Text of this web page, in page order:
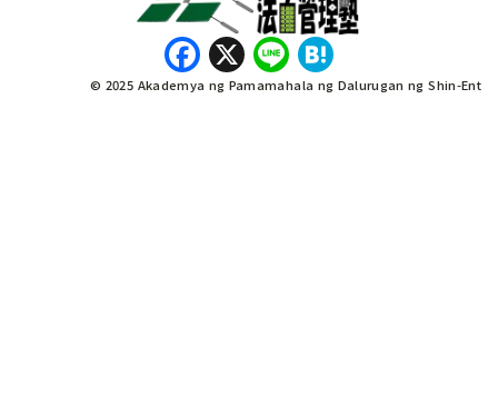
Facebook
X Line
© 2025 Akademya ng Pamamahala ng Dalurugan ng Shin-Ent